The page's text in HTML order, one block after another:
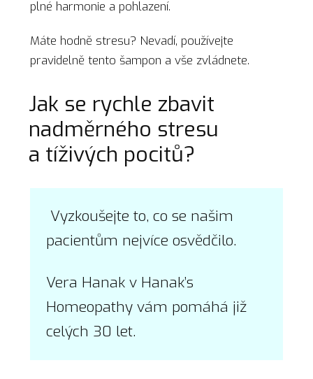
plné harmonie a pohlazení.
Máte hodně stresu? Nevadí, používejte
pravidelně tento šampon a vše zvládnete.
Jak se rychle zbavit
nadměrného stresu
a tíživých pocitů?
Vyzkoušejte to, co se našim
pacientům nejvíce osvědčilo.
Vera Hanak v Hanak’s
Homeopathy vám pomáhá již
celých 30 let.